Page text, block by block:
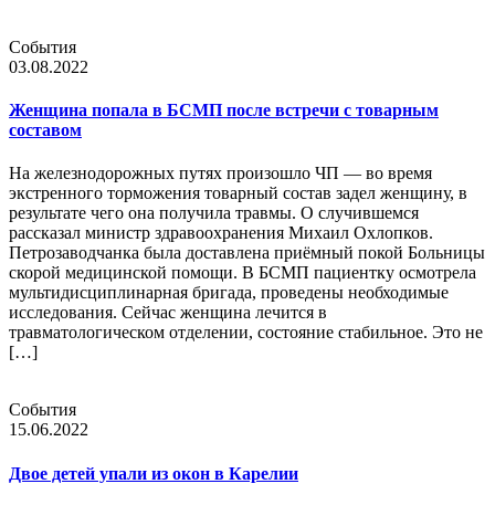
События
03.08.2022
Женщина попала в БСМП после встречи с товарным
составом
На железнодорожных путях произошло ЧП — во время
экстренного торможения товарный состав задел женщину, в
результате чего она получила травмы. О случившемся
рассказал министр здравоохранения Михаил Охлопков.
Петрозаводчанка была доставлена приёмный покой Больницы
скорой медицинской помощи. В БСМП пациентку осмотрела
мультидисциплинарная бригада, проведены необходимые
исследования. Сейчас женщина лечится в
травматологическом отделении, состояние стабильное. Это не
[…]
События
15.06.2022
Двое детей упали из окон в Карелии